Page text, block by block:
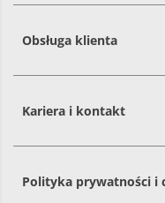
Obsługa klienta
Kariera i kontakt
Polityka prywatności i